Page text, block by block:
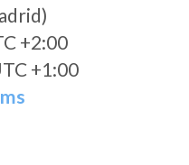
+2:00
+1:00